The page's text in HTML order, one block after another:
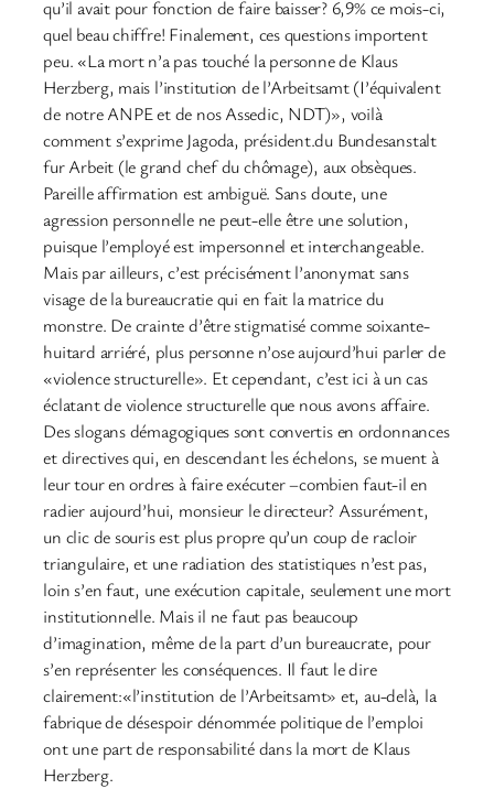
qu’il avait pour fonction de faire baisser? 6,9% ce mois-ci,
quel beau chiffre! Finalement, ces questions importent
peu. «La mort n’a pas touché la personne de Klaus
Herzberg, mais l’institution de l’Arbeitsamt (I’équivalent
de notre ANPE et de nos Assedic, NDT)», voilà
comment s’exprime Jagoda, président.du Bundesanstalt
fur Arbeit (le grand chef du chômage), aux obsèques.
Pareille affirmation est ambiguë. Sans doute, une
agression personnelle ne peut-elle être une solution,
puisque l’employé est impersonnel et interchangeable.
Mais par ailleurs, c’est précisément l’anonymat sans
visage de la bureaucratie qui en fait la matrice du
monstre. De crainte d’être stigmatisé comme soixante-
huitard arriéré, plus personne n’ose aujourd’hui parler de
«violence structurelle». Et cependant, c’est ici à un cas
éclatant de violence structurelle que nous avons affaire.
Des slogans démagogiques sont convertis en ordonnances
et directives qui, en descendant les échelons, se muent à
leur tour en ordres à faire exécuter –combien faut-il en
radier aujourd’hui, monsieur le directeur? Assurément,
un clic de souris est plus propre qu’un coup de racloir
triangulaire, et une radiation des statistiques n’est pas,
loin s’en faut, une exécution capitale, seulement une mort
institutionnelle. Mais il ne faut pas beaucoup
d’imagination, même de la part d’un bureaucrate, pour
s’en représenter les conséquences. Il faut le dire
clairement:«l’institution de l’Arbeitsamt» et, au-delà, la
fabrique de désespoir dénommée politique de l’emploi
ont une part de responsabilité dans la mort de Klaus
Herzberg.